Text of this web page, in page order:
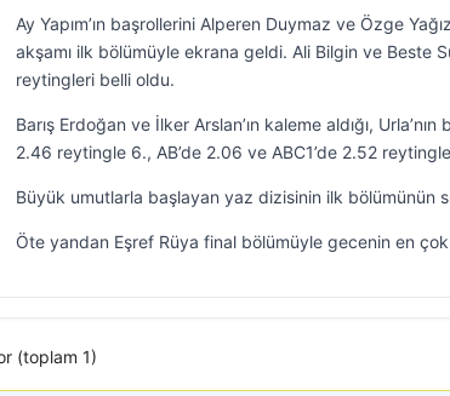
Ay Yapım’ın başrollerini Alperen Duymaz ve Özge
akşamı ilk bölümüyle ekrana geldi. Ali Bilgin ve Beste
reytingleri belli oldu.
Barış Erdoğan ve İlker Arslan’ın kaleme aldığı,
2.46 reytingle 6., AB’de 2.06 ve ABC1’de 2.52
Büyük umutlarla başlayan yaz dizisinin ilk bölümünün
Öte yandan Eşref Rüya final bölümüyle gecenin en
(toplam 1)